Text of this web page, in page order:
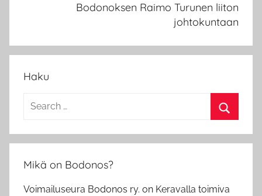
Bodonoksen Raimo Turunen liiton
johtokuntaan
Haku
Search
Mikä on Bodonos?
Voimailuseura Bodonos ry. on Keravalla toimiva